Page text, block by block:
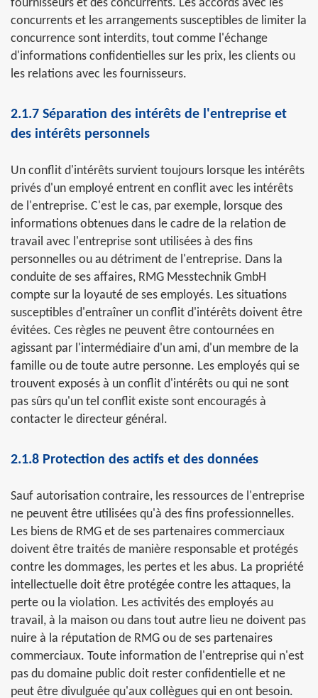
fournisseurs et des concurrents. Les accords avec les
concurrents et les arrangements susceptibles de limiter la
concurrence sont interdits, tout comme l'échange
d'informations confidentielles sur les prix, les clients ou
les relations avec les fournisseurs.
2.1.7 Séparation des intérêts de l'entreprise et
des intérêts personnels
Un conflit d'intérêts survient toujours lorsque les intérêts
privés d'un employé entrent en conflit avec les intérêts
de l'entreprise. C'est le cas, par exemple, lorsque des
informations obtenues dans le cadre de la relation de
travail avec l'entreprise sont utilisées à des fins
personnelles ou au détriment de l'entreprise. Dans la
conduite de ses affaires, RMG Messtechnik GmbH
compte sur la loyauté de ses employés. Les situations
susceptibles d'entraîner un conflit d'intérêts doivent être
évitées. Ces règles ne peuvent être contournées en
agissant par l'intermédiaire d'un ami, d'un membre de la
famille ou de toute autre personne. Les employés qui se
trouvent exposés à un conflit d'intérêts ou qui ne sont
pas sûrs qu'un tel conflit existe sont encouragés à
contacter le directeur général.
2.1.8 Protection des actifs et des données
Sauf autorisation contraire, les ressources de l'entreprise
ne peuvent être utilisées qu'à des fins professionnelles.
Les biens de RMG et de ses partenaires commerciaux
doivent être traités de manière responsable et protégés
contre les dommages, les pertes et les abus. La propriété
intellectuelle doit être protégée contre les attaques, la
perte ou la violation. Les activités des employés au
travail, à la maison ou dans tout autre lieu ne doivent pas
nuire à la réputation de RMG ou de ses partenaires
commerciaux. Toute information de l'entreprise qui n'est
pas du domaine public doit rester confidentielle et ne
peut être divulguée qu'aux collègues qui en ont besoin.